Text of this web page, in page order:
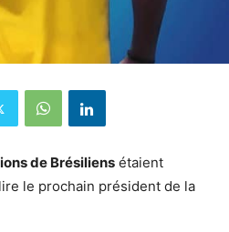
de Brésiliens étaient
le prochain président de la